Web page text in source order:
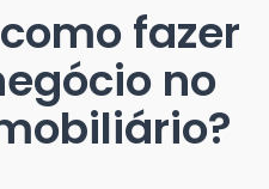
fazer
no